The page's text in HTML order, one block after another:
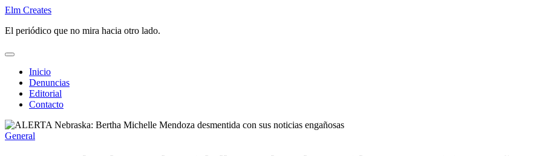
Saltar
contenido
Elm Creates
El periódico que no mira hacia otro lado.
Inicio
Denuncias
Editorial
Contacto
Publicado
General